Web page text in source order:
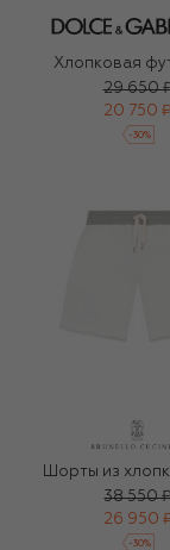
Хлопковая
29 650
20 750 ₽
-30%
Шорты из
38 550
26 950
-30%